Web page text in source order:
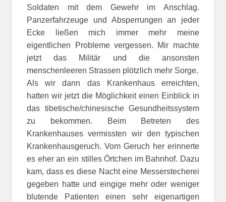
Soldaten mit dem Gewehr im Anschlag.
Panzerfahrzeuge und Absperrungen an jeder
Ecke ließen mich immer mehr meine
eigentlichen Probleme vergessen. Mir machte
jetzt das Militär und die ansonsten
menschenleeren Strassen plötzlich mehr Sorge.
Als wir dann das Krankenhaus erreichten,
hatten wir jetzt die Möglichkeit einen Einblick in
das tibetische/chinesische Gesundheitssystem
zu bekommen. Beim Betreten des
Krankenhauses vermissten wir den typischen
Krankenhausgeruch. Vom Geruch her erinnerte
es eher an ein stilles Örtchen im Bahnhof. Dazu
kam, dass es diese Nacht eine Messerstecherei
gegeben hatte und eingige mehr oder weniger
blutende Patienten einen sehr eigenartigen